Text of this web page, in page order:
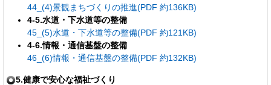
44_(4)景観まちづくりの推進(PDF 約136KB)
4-5.水道・下水道等の整備
45_(5)水道・下水道等の整備(PDF 約121KB)
4-6.情報・通信基盤の整備
46_(6)情報・通信基盤の整備(PDF 約132KB)
5.健康で安心な福祉づくり